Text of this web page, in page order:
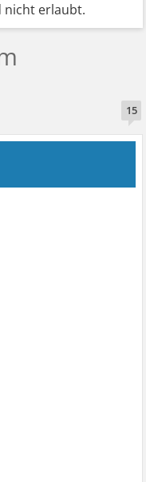
nicht erlaubt.
15